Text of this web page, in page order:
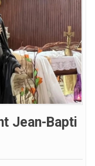
Jean-Bapti